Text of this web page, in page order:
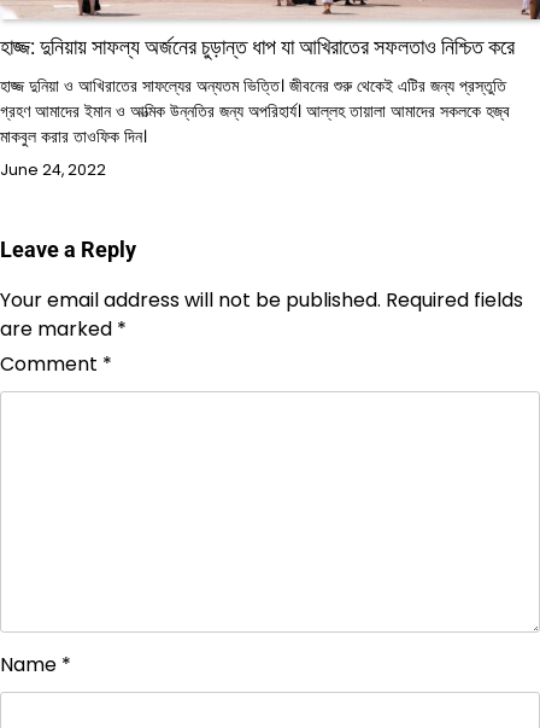
হাজ্জ: দুনিয়ায় সাফল্য অর্জনের চুড়ান্ত ধাপ যা আখিরাতের সফলতাও নিশ্চিত করে
হাজ্জ দুনিয়া ও আখিরাতের সাফল্যের অন্যতম ভিত্তি। জীবনের শুরু থেকেই এটির জন্য প্রস্তুতি
গ্রহণ আমাদের ইমান ও আত্মিক উন্নতির জন্য অপরিহার্য। আল্লহ তায়ালা আমাদের সকলকে হজ্ব
মাকবুল করার তাওফিক দিন।
June 24, 2022
Leave a Reply
Your email address will not be published. Required fields
are marked *
Comment *
Name *